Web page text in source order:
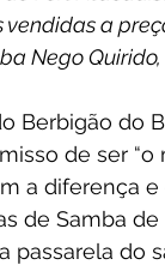
a
Nego
Berbigão do
de ser “o
a diferença
de Samba
passarela do